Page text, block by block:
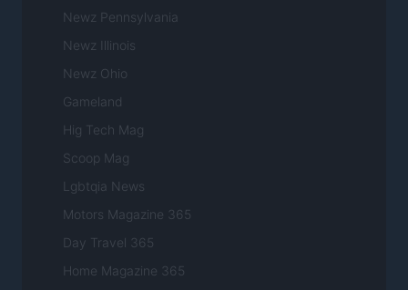
Newz Pennsylvania
Newz Illinois
Newz Ohio
Gameland
Hig Tech Mag
Scoop Mag
Lgbtqia News
Motors Magazine 365
Day Travel 365
Home Magazine 365